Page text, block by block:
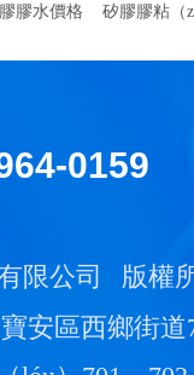
膠水價格 矽膠膠粘（
0159
限公司
版權
安區西鄉街